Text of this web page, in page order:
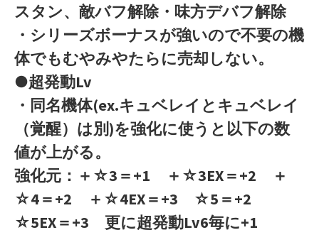
スタン、敵バフ解除・味方デバフ解除
・シリーズボーナスが強いので不要の機
体でもむやみやたらに売却しない。
●超発動Lv
・同名機体(ex.キュベレイとキュベレイ
（覚醒）は別)を強化に使うと以下の数
値が上がる。
強化元：＋☆3＝+1 ＋☆3EX＝+2 ＋
☆4＝+2 ＋☆4EX＝+3 ☆5＝+2
☆5EX＝+3 更に超発動Lv6毎に+1